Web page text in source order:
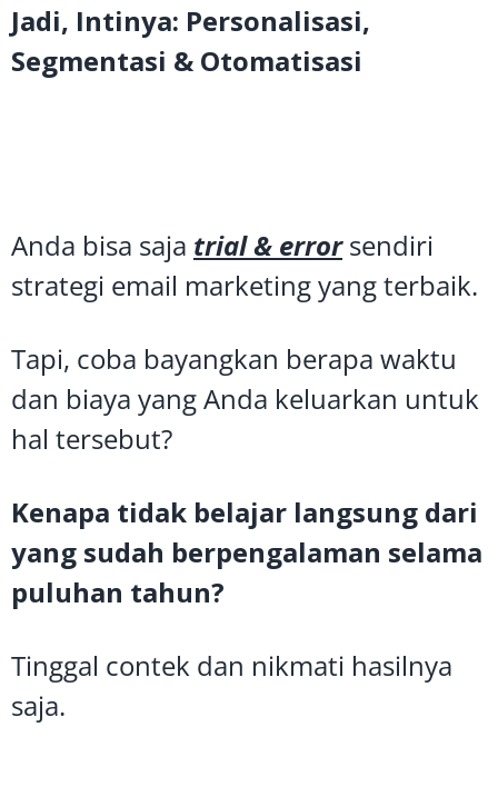
Jadi, Intinya: Personalisasi,
Segmentasi & Otomatisasi
Anda bisa saja trial & errorsendiri
strategi email marketing yang terbaik.
Tapi, coba bayangkan berapa waktu
dan biaya yang Anda keluarkan untuk
hal tersebut?
Kenapa tidak belajar langsung dari
yang sudah berpengalaman selama
puluhan tahun?
Tinggal contek dan nikmati hasilnya
saja.